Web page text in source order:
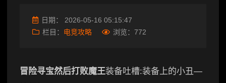
日期： 2026-05-16 05:15:47
栏目： 电竞攻略 浏览： 772
冒险寻宝然后打败魔王装备吐槽:装备上的小丑—